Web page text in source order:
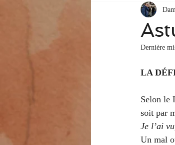
Coups de cœur
Dernière
LA
Selon le
soit par
Je l’ai
Un mal